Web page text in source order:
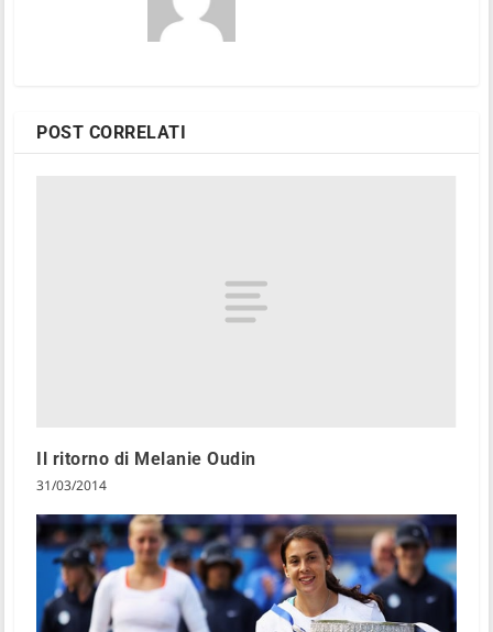
POST CORRELATI
Il ritorno di Melanie Oudin
31/03/2014